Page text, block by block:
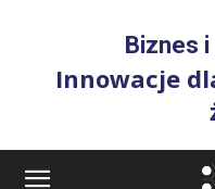
Biznes
Innowacje